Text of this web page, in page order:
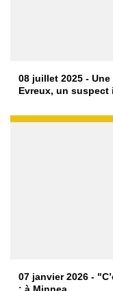
08 juillet 2025 -
Evreux, un suspect
07 janvier 2026 -